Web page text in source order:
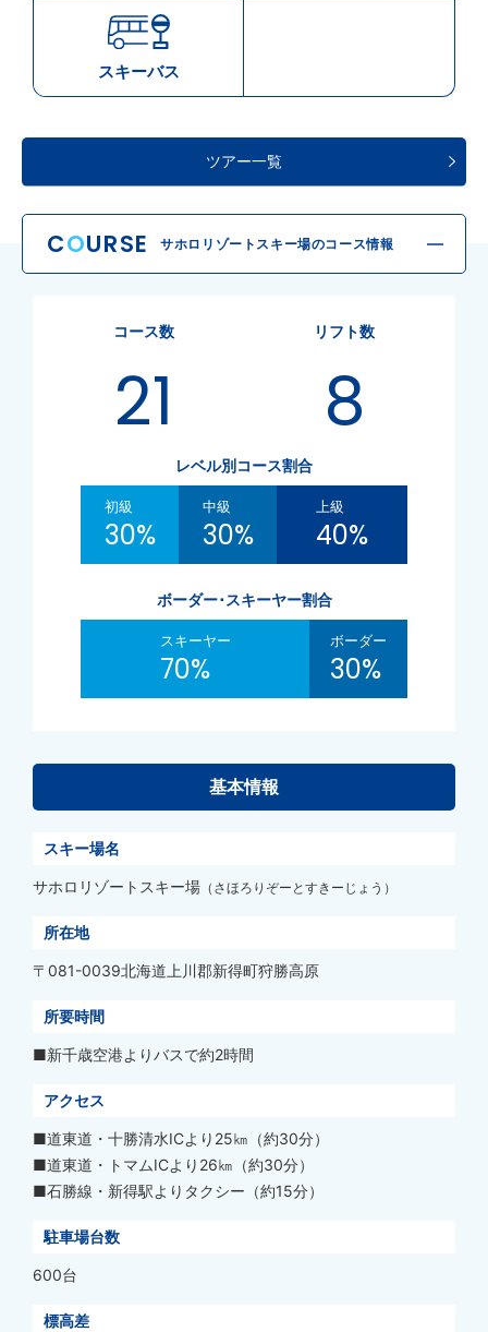
スキーバス
ツアー一覧
COURSE サホロリゾートスキー場のコース情報
コース数
21
リフト数
8
レベル別コース割合
初級
30%
中級
30%
上級
40%
ボーダー･スキーヤー割合
スキーヤー
70%
ボーダー
30%
基本情報
スキー場名
サホロリゾートスキー場 （さほろりぞーとすきーじょう）
所在地
〒081-0039北海道上川郡新得町狩勝高原
所要時間
■新千歳空港よりバスで約2時間
アクセス
■道東道・十勝清水ICより25㎞（約30分）
■道東道・トマムICより26㎞（約30分）
■石勝線・新得駅よりタクシー（約15分）
駐車場台数
600台
標高差